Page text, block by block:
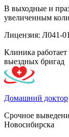
В выходные и
увеличенным
Лицензия: Л041-
Клиника
выездных бригад
Домашний доктор
Срочное
Новосибирска